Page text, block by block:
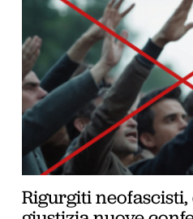
Rigurgiti